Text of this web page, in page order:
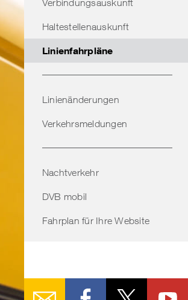
Verbindungsauskunft
Haltestellenauskunft
Linienfahrpläne
Linienänderungen
Verkehrsmeldungen
Nachtverkehr
DVB mobil
Fahrplan für Ihre Website